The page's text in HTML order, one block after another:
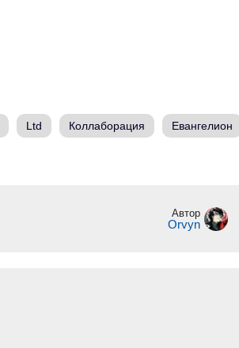
Ltd Коллаборация Евангелион
Автор
Orvyn